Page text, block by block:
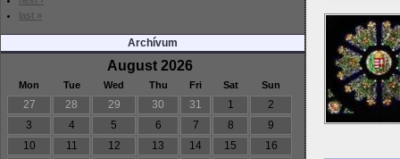
last »
Archívum
August 2026
Mon Tue Wed Thu Fri Sat Sun
27 28 29 30 31 1
2
3
4 5 6 7 8
9
10
11 12 13 14 15
16